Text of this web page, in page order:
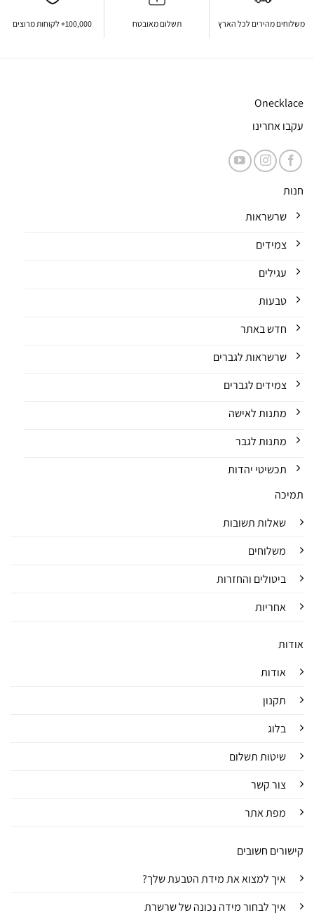
משלוחים מהירים לכל הארץ תשלום מאובטח 100,000+ לקוחות מרוצים
Onecklace
עקבו אחרינו
חנות
שרשראות
צמידים
עגילים
טבעות
חדש באתר
שרשראות לגברים
צמידים לגברים
מתנות לאישה
מתנות לגבר
תכשיטי יהדות
תמיכה
שאלות תשובות
משלוחים
ביטולים והחזרות
אחריות
אודות
אודות
תקנון
בלוג
שיטות תשלום
צור קשר
מפת אתר
קישורים חשובים
איך למצוא את מידת הטבעת שלך?
איך לבחור מידה נכונה של שרשרת